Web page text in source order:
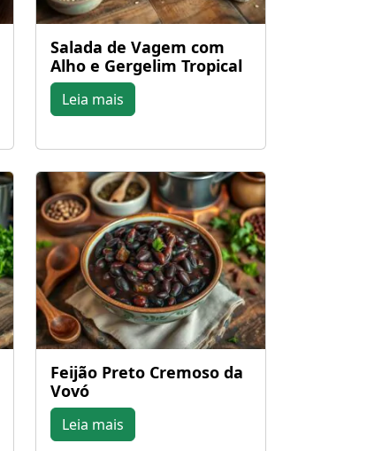
Salada de Vagem com
Alho e Gergelim Tropical
Leia mais
Feijão Preto Cremoso da
Vovó
Leia mais